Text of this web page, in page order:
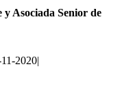
y Asociada Senior de
2020|